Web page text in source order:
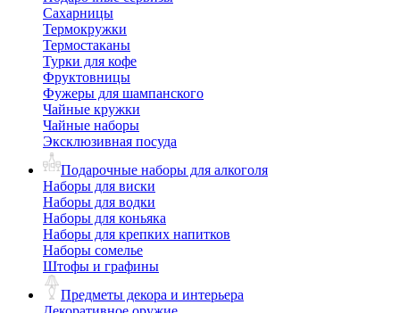
Сахарницы
Термокружки
Термостаканы
Турки для кофе
Фруктовницы
Фужеры для шампанского
Чайные кружки
Чайные наборы
Эксклюзивная посуда
Подарочные наборы для алкоголя
Наборы для виски
Наборы для водки
Наборы для коньяка
Наборы для крепких напитков
Наборы сомелье
Штофы и графины
Предметы декора и интерьера